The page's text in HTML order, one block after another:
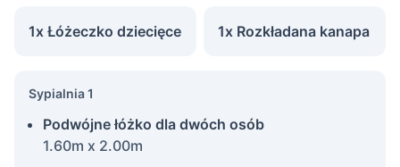
1x Łóżeczko dziecięce 1x Rozkładana kanapa
Sypialnia 1
Podwójne łóżko dla dwóch osób
1.60m x 2.00m